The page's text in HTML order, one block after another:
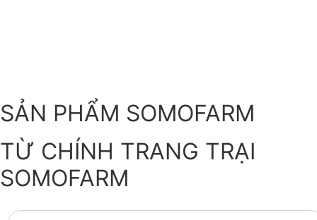
SẢN PHẨM SOMOFARM
TỪ CHÍNH TRANG TRẠI
SOMOFARM